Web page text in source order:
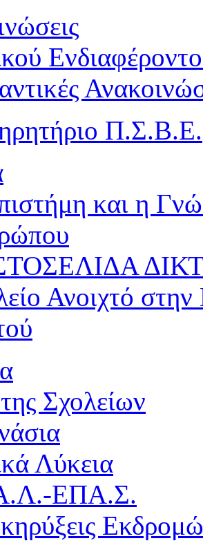
Π.Σ.Β.Ε.
και η
Ανοιχτό
Σχολείων
Λύκεια
ΕΠΑ.Σ.